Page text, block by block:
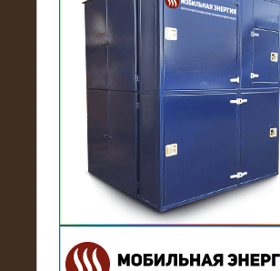
21.03.2017
Комплектная трансформаторная
подстанция 6 МВА (морское
исполнение, IP56)